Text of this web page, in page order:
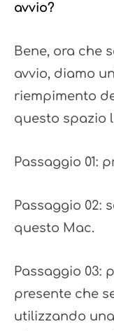
avvio?
Bene, ora che
avvio, diamo
riempimento
questo spazio
Passaggio 01:
Passaggio 02:
questo Mac.
Passaggio 03:
presente che
utilizzando